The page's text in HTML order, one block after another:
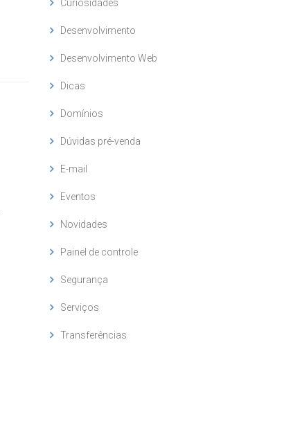
Curiosidades
Desenvolvimento
Desenvolvimento Web
Dicas
Domínios
Dúvidas pré-venda
E-mail
Eventos
Novidades
Painel de controle
Segurança
Serviços
Transferências